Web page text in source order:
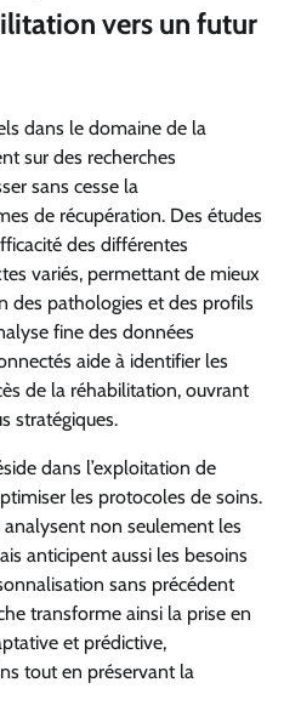
vers un futur
dans le domaine de la
sur des recherches
sans cesse la
de récupération. Des études
des différentes
variés, permettant de mieux
des pathologies et des profils
fine des données
aide à identifier les
de la réhabilitation, ouvrant
stratégiques.
dans l’exploitation de
les protocoles de soins.
non seulement les
anticipent aussi les besoins
sans précédent
transforme ainsi la prise en
et prédictive,
tout en préservant la